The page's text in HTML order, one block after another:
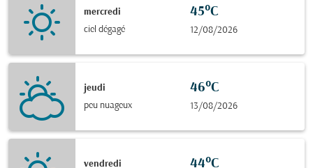
mercredi
ciel dégagé
45°C
12/08/2026
jeudi
peu nuageux
46°C
13/08/2026
vendredi
44°C